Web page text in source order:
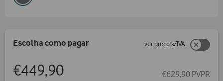
Escolha como pagar ver preço s/IVA
€449,90 €629,90 PVPR